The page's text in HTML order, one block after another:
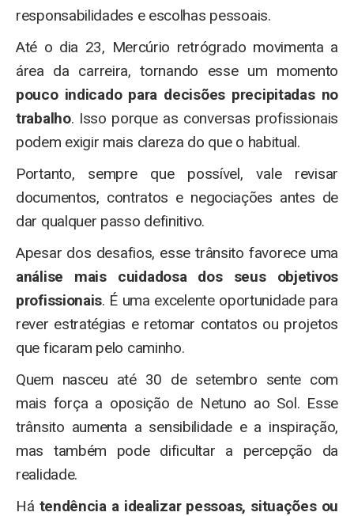
responsabilidades e escolhas pessoais.
Até o dia 23, Mercúrio retrógrado movimenta a
área da carreira, tornando esse um momento
pouco indicado para decisões precipitadas no
trabalho. Isso porque as conversas profissionais
podem exigir mais clareza do que o habitual.
Portanto, sempre que possível, vale revisar
documentos, contratos e negociações antes de
dar qualquer passo definitivo.
Apesar dos desafios, esse trânsito favorece uma
análise mais cuidadosa dos seus objetivos
profissionais. É uma excelente oportunidade para
rever estratégias e retomar contatos ou projetos
que ficaram pelo caminho.
Quem nasceu até 30 de setembro sente com
mais força a oposição de Netuno ao Sol. Esse
trânsito aumenta a sensibilidade e a inspiração,
mas também pode dificultar a percepção da
realidade.
Há tendência a idealizar pessoas, situações ou